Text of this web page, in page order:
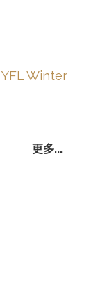
导
YFL Winter
更多...